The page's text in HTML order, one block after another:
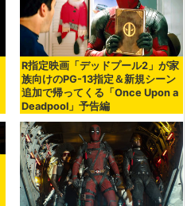
R指定映画「デッドプール2」が家
族向けのPG-13指定＆新規シーン
追加で帰ってくる「Once Upon a
Deadpool」予告編